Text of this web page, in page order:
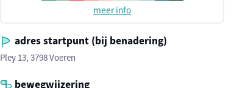
meer info
adres startpunt (bij benadering)
Pley 13, 3798 Voeren
bewegwijzering